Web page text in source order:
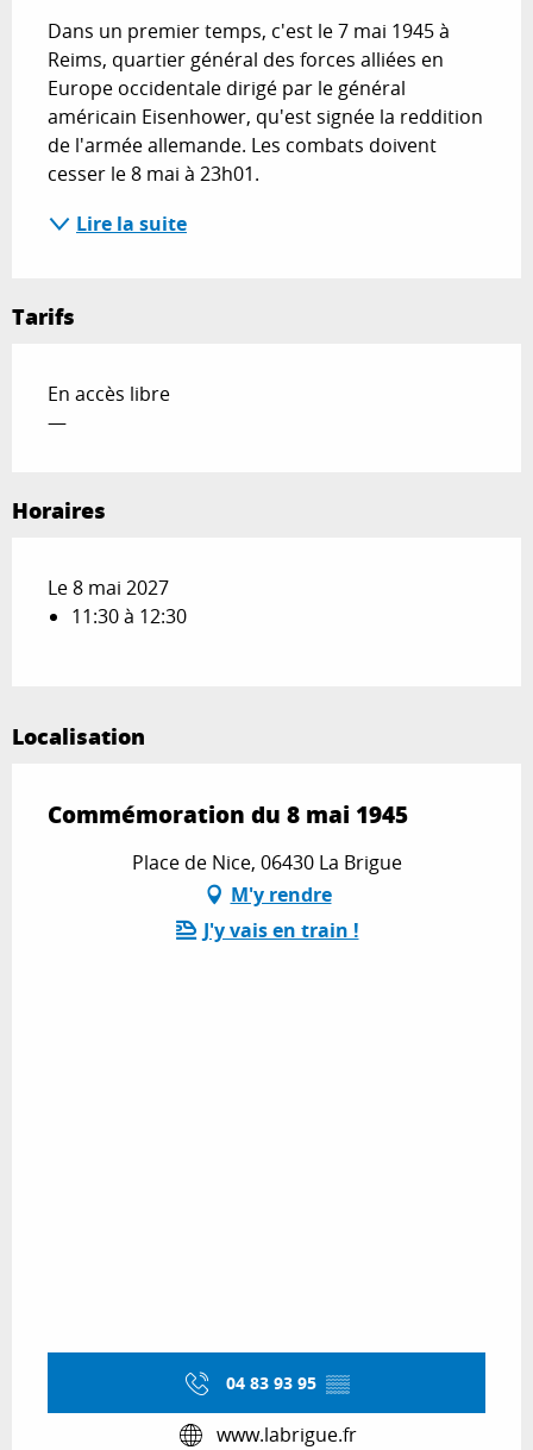
Dans un premier temps, c'est le 7 mai 1945 à
Reims, quartier général des forces alliées en
Europe occidentale dirigé par le général
américain Eisenhower, qu'est signée la reddition
de l'armée allemande. Les combats doivent
cesser le 8 mai à 23h01.
Lire la suite
Tarifs
En accès libre
—
Horaires
Le 8 mai 2027
11:30 à 12:30
Localisation
Commémoration du 8 mai 1945
Place de Nice, 06430 La Brigue
M'y rendre
J'y vais en train !
04 83 93 95 ▒▒
www.labrigue.fr